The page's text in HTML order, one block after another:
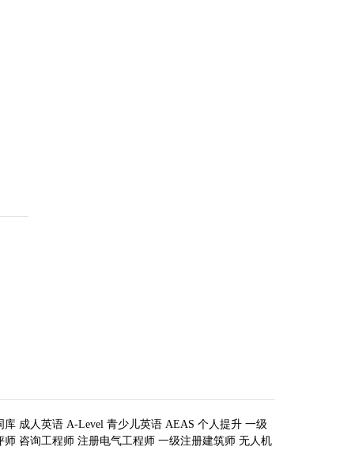
库 成人英语 A-Level 青少儿英语 AEAS 个人提升 一级
师 咨询工程师 注册电气工程师 一级注册建筑师 无人机